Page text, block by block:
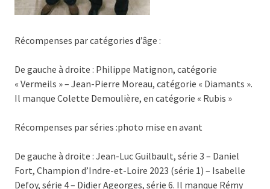
Récompenses par catégories d’âge :
De gauche à droite : Philippe Matignon, catégorie
« Vermeils » – Jean-Pierre Moreau, catégorie « Diamants ».
Il manque Colette Demoulière, en catégorie « Rubis »
Récompenses par séries :photo mise en avant
De gauche à droite : Jean-Luc Guilbault, série 3 – Daniel
Fort, Champion d’Indre-et-Loire 2023 (série 1) – Isabelle
Defoy, série 4 – Didier Ageorges, série 6. Il manque Rémy